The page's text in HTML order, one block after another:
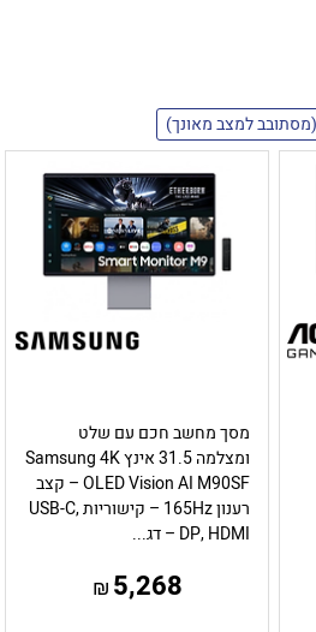
מסך מחשב חכם עם שלט
ומצלמה 31.5 אינץ Samsung 4K
OLED Vision AI M90SF – קצב
רענון 165Hz – קישוריות USB-C,
DP, HDMI – דג...
5,268
₪